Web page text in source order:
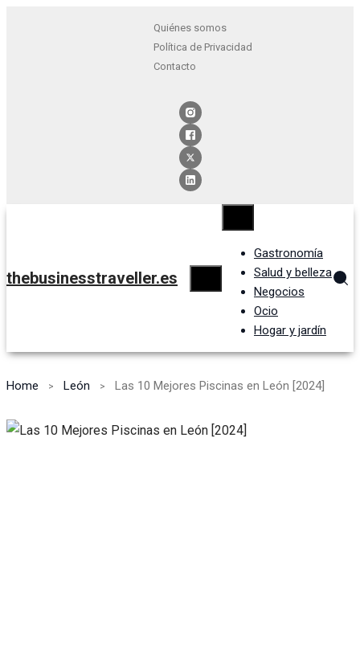
Quiénes somos
Política de Privacidad
Contacto
thebusinesstraveller.es
Gastronomía
Salud y belleza
Negocios
Ocio
Hogar y jardín
Home León Las 10 Mejores Piscinas en León [2024]